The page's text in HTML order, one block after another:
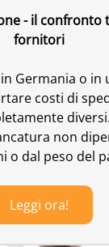
- il confronto
fornitori
Germania o in
costi di
diversi.
non
o dal peso del
Leggi ora!